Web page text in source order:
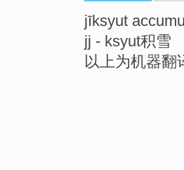
jīksyut
jj - ksyut积雪
以上为机器